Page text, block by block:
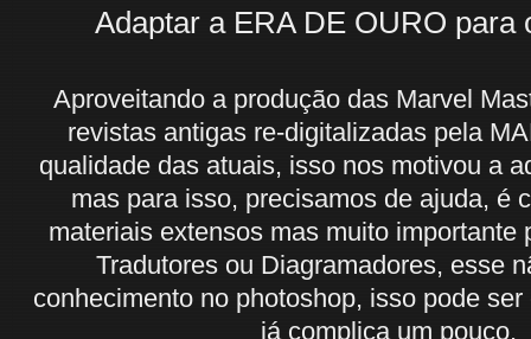
Adaptar a ERA DE OURO para
Aproveitando a produção das Marvel
revistas antigas re-digitalizadas pela
qualidade das atuais, isso nos motivou a
mas para isso, precisamos de ajuda, é
materiais extensos mas muito
Tradutores ou Diagramadores, esse
conhecimento no photoshop, isso pode
já complica um pouco.